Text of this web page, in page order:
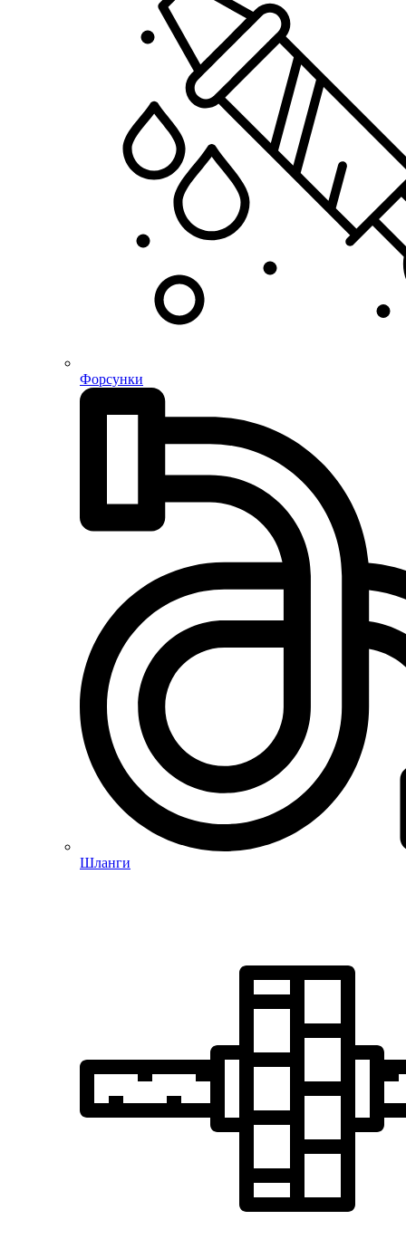
Форсунки
Шланги